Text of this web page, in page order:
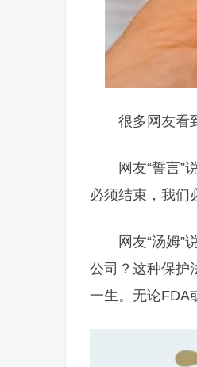
很多网友看
网友“誓言”
必须结束，我们
网友“汤姆
公司？这种保护
一生。无论FDA